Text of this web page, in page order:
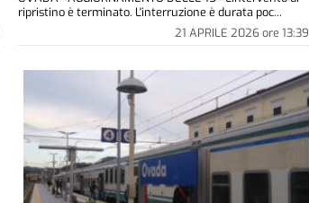
21 APRILE 2026ore 13:39
ripristino è terminato. L'interruzione è durata poc...